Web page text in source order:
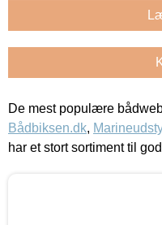
De mest populære
Bådbiksen.dk,
har et stort sortiment til